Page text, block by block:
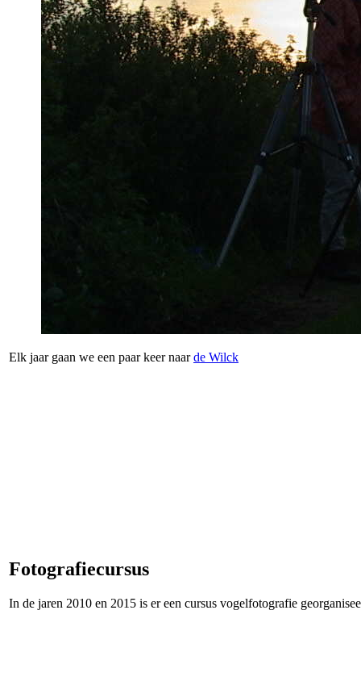
Elk jaar gaan we een paar keer naarde Wilck
Foto­grafie­cursus
In de jaren 2010 en 2015 is er een cursus vogelfotografie